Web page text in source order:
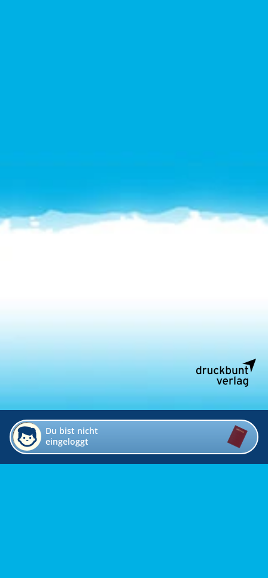
Du bist nicht
eingeloggt